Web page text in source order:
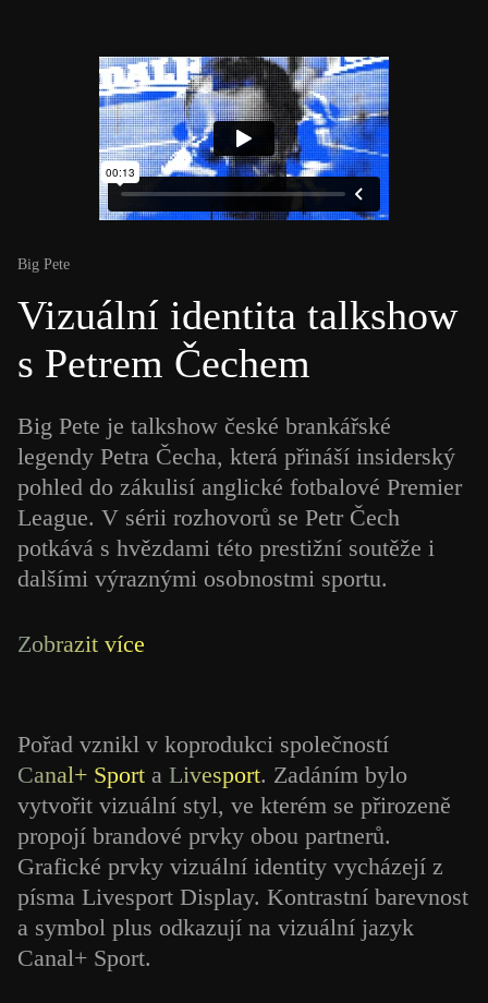
Big Pete
Vizuální identita talkshow
s Petrem Čechem
Big Pete je talkshow české brankářské
legendy Petra Čecha, která přináší insiderský
pohled do zákulisí anglické fotbalové Premier
League. V sérii rozhovorů se Petr Čech
potkává s hvězdami této prestižní soutěže i
dalšími výraznými osobnostmi sportu.
Zobrazit více
Pořad vznikl v koprodukci společností
Canal+ Sport a Livesport. Zadáním bylo
vytvořit vizuální styl, ve kterém se přirozeně
propojí brandové prvky obou partnerů.
Grafické prvky vizuální identity vycházejí z
písma Livesport Display. Kontrastní barevnost
a symbol plus odkazují na vizuální jazyk
Canal+ Sport.